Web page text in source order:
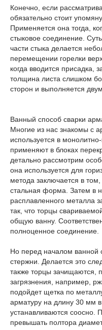
Конечно, если
обязательно стоит
Применяется она тогда,
стыковое соединение.
части стыка делается
перемещении горелки
когда вводится присадка,
толщина листа слишком
сторон и выполняется
Ванный способ сварки
Многие из нас знакомы с
используется в
применяют в блоках
детально рассмотрим
она используется для
метода заключается в
стальная форма. Затем в
расплавленного металла
так, что торцы
общую ванну.
полноценное соединение.
Но перед началом ванной
стержни. Делается это
также торцы зачищаются,
загрязнения, например,
подойдет щетка по
арматуру на длину 30 мм
устанавливаются соосно.
превышать полтора